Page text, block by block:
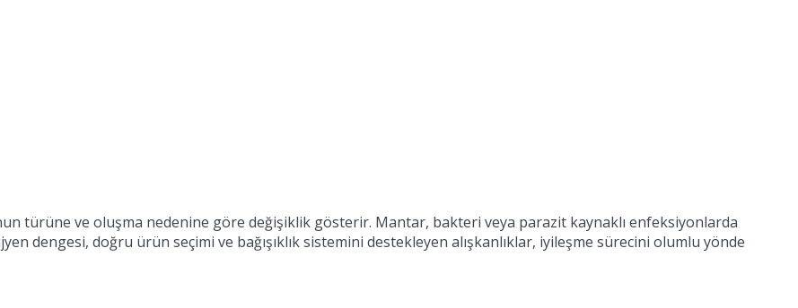
türüne ve oluşma nedenine göre değişiklik gösterir. Mantar, bakteri veya parazit kaynaklı enfeksiyonlarda
dengesi, doğru ürün seçimi ve bağışıklık sistemini destekleyen alışkanlıklar, iyileşme sürecini olumlu yönde